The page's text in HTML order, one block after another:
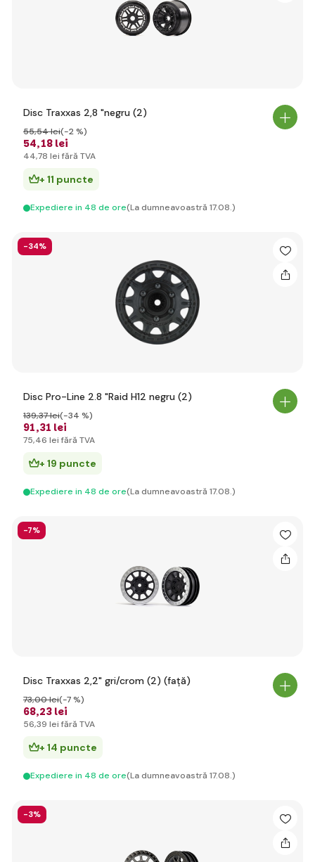
Disc Traxxas 2,8 "negru (2)
54,18 lei
55,54 lei(-2 %)
44,78 lei fără TVA
+ 11 puncte
Expediere in 48 de ore(La dumneavoastră 17.08.)
-34%
Disc Pro-Line 2.8 "Raid H12 negru (2)
91,31 lei
139,37 lei(-34 %)
75,46 lei fără TVA
+ 19 puncte
Expediere in 48 de ore(La dumneavoastră 17.08.)
-7%
Disc Traxxas 2,2" gri/crom (2) (față)
68,23 lei
73,00 lei(-7 %)
56,39 lei fără TVA
+ 14 puncte
Expediere in 48 de ore(La dumneavoastră 17.08.)
-3%